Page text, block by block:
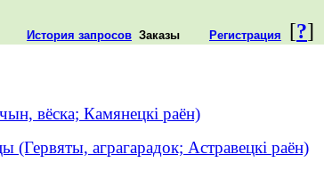
[?]
История запросов Заказы Регистрация
вёска; Камянецкі раён)
аграгарадок; Астравецкі раён)